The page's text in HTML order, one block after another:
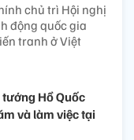
chủ trì Hội nghị
động quốc gia
tranh ở Việt
tướng Hồ Quốc
và làm việc tại